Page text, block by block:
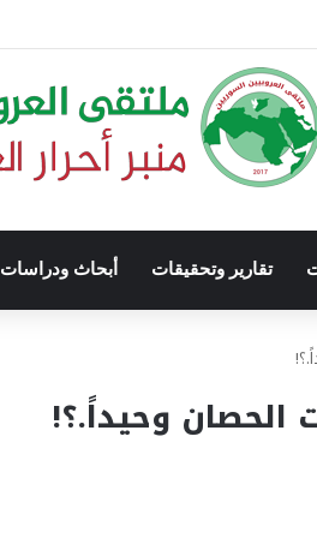
تقارير وتحقيقات أبحاث ودراسات
الحصان وحيداً.؟!